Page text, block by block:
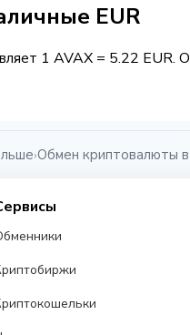
EUR
1 AVAX = 5.22
›Обмен криптовалюты